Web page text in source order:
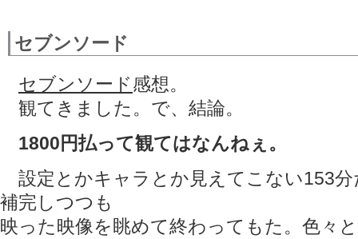
セブンソード
セブンソード感想。
観てきました。で、結論。
1800円払って観てはなんねぇ。
設定とかキャラとか見えてこない153分
補完しつつも
映った映像を眺めて終わってもた。色々